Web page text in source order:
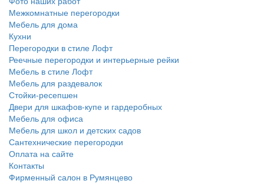
Межкомнатные перегородки
Мебель для дома
Кухни
Перегородки в стиле Лофт
Реечные перегородки и интерьерные рейки
Мебель в стиле Лофт
Мебель для раздевалок
Стойки-ресепшен
Двери для шкафов-купе и гардеробных
Мебель для офиса
Мебель для школ и детских садов
Сантехнические перегородки
Оплата на сайте
Контакты
Фирменный салон в Румянцево